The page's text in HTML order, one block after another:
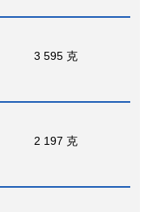
3 595 克
2 197 克